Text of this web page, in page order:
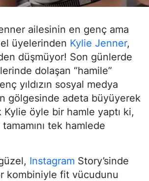
ailesinin en genç ama
üyelerinden Kylie Jenner,
düşmüyor! Son günlerde
dolaşan “hamile”
yıldızın sosyal medya
gölgesinde adeta büyüyerek
Kylie öyle bir hamle yaptı ki,
tek hamlede
Instagram Story’sinde
kombiniyle fit vücudunu